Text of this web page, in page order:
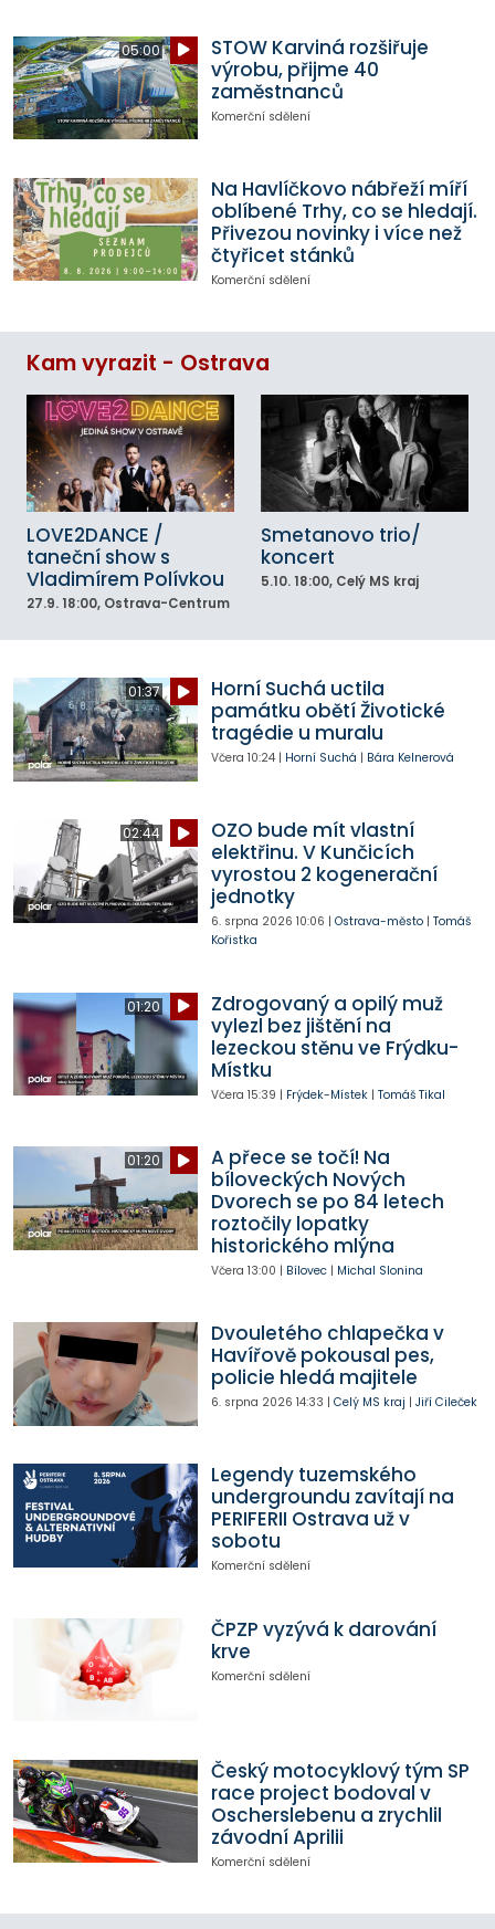
05:00
STOW Karviná rozšiřuje
výrobu, přijme 40
zaměstnanců
Komerční sdělení
Na Havlíčkovo nábřeží míří
oblíbené Trhy, co se hledají.
Přivezou novinky i více než
čtyřicet stánků
Komerční sdělení
Kam vyrazit - Ostrava
LOVE2DANCE /
taneční show s
Vladimírem Polívkou
27.9. 18:00, Ostrava-Centrum
Smetanovo trio/
koncert
5.10. 18:00, Celý MS kraj
01:37
Horní Suchá uctila
památku obětí Životické
tragédie u muralu
Včera 10:24| Horní Suchá | Bára Kelnerová
02:44
OZO bude mít vlastní
elektřinu. V Kunčicích
vyrostou 2 kogenerační
jednotky
6. srpna 2026 10:06 | Ostrava-město| Tomáš
Kořistka
01:20
Zdrogovaný a opilý muž
vylezl bez jištění na
lezeckou stěnu ve Frýdku-
Místku
Včera 15:39 | Frýdek-Místek| Tomáš Tikal
01:20
A přece se točí! Na
bíloveckých Nových
Dvorech se po 84 letech
roztočily lopatky
historického mlýna
Včera 13:00 | Bílovec| Michal Slonina
Dvouletého chlapečka v
Havířově pokousal pes,
policie hledá majitele
6. srpna 2026 14:33 | Celý MS kraj | Jiří Cileček
Legendy tuzemského
undergroundu zavítají na
PERIFERII Ostrava už v
sobotu
Komerční sdělení
ČPZP vyzývá k darování
krve
Komerční sdělení
Český motocyklový tým SP
race project bodoval v
Oscherslebenu a zrychlil
závodní Aprilii
Komerční sdělení